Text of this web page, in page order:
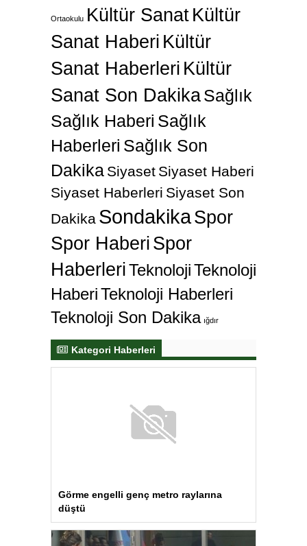
Ortaokulu Kültür SanatKültür
Sanat Haberi Kültür
Sanat Haberleri Kültür
Sanat Son DakikaSağlık
Sağlık Haberi Sağlık
Haberleri Sağlık Son
Dakika Siyaset Siyaset Haberi
Siyaset Haberleri Siyaset Son
Dakika SondakikaSpor
Spor Haberi Spor
HaberleriTeknolojiTeknoloji
HaberiTeknoloji Haberleri
Teknoloji Son Dakika ığdır
Kategori Haberleri
Görme engelli genç metro raylarına
düştü